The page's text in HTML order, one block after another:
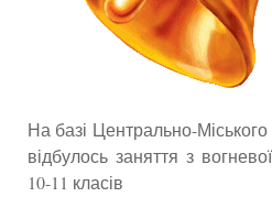
На базі Центрально-Міського
відбулось заняття з
10-11 класів